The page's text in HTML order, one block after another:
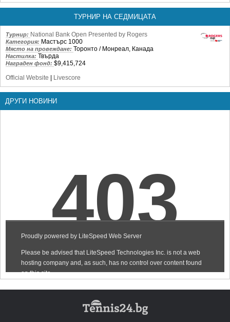
ТУРНИР НА СЕДМИЦАТА
Турнир: National Bank Open Presented by Rogers
Категория: Мастърс 1000
Място на провеждане: Торонто / Монреал, Канада
Настилка: Твърда
Награден фонд: $9,415,724
Official Website
Livescore
ДРУГИ НОВИНИ